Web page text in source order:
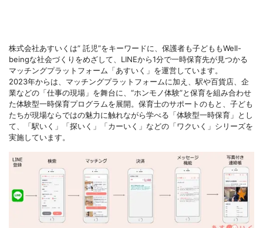
株式会社あすいくは” 託児”をキーワードに、保護者も子どももWell-
beingな社会づくりをめざして、LINEから1分で一時保育先が見つかる
マッチングプラットフォーム「あすいく」を運営しています。
2023年からは、マッチングプラットフォームに加え、駅や百貨店、企
業などの「仕事の現場」を舞台に、“ホンモノ体験”と保育を組み合わせ
た体験型一時保育プログラムを展開。保育士のサポートのもと、子ども
たちが現場ならではの魅力に触れながら学べる「体験型一時保育」とし
て、「駅いく」「探いく」「カーいく」などの「ワクいく」シリーズを
実施しています。